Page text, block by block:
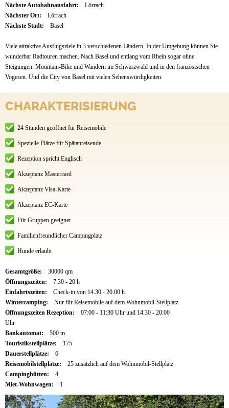
Nächste Autobahnausfahrt:
Lörrach
Nächster Ort:
Lörrach
Nächste Stadt:
Basel
Viele attraktive Ausflugsziele in 3 verschiedenen Ländern. In der Umgebung können Sie
wunderbar Radtouren machen. Nach Basel und entlang vom Rhein sogar ohne
Steigungen. Mountain-Bike und Wandern im Schwarzwald und in den französischen
Vogesen. Und die City von Basel mit vielen Sehenswürdigkeiten.
CHARAKTERISIERUNG
24 Stunden geöffnet für Reisemobile
Spezielle Plätze für Spätanreisende
Rezeption spricht Englisch
Akzeptanz Mastercard
Akzeptanz Visa-Karte
Akzeptanz EC-Karte
Für Gruppen geeignet
Familienfreundlicher Campingplatz
Hunde erlaubt
Gesamtgröße:
30000 qm
Öffnungszeiten:
7:30 - 20 h
Einfahrtszeiten:
Check-in von 14.30 - 20.00 h
Wintercamping:
Nur für Reisemobile auf dem Wohnmobil-Stellplatz
Öffnungszeiten Rezeption:
07:00 - 11:30 Uhr und 14:30 - 20:00
Uhr
Bankautomat:
500 m
Touristikstellplätze:
175
Dauerstellplätze:
6
Reisemobilstellplätze:
25 zusätzlich auf dem Wohnmobil-Stellplatz
Campinghütten:
4
Miet-Wohnwagen:
1